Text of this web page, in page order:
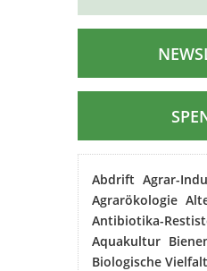
Abdrift Agrar-
Agrarökologie
Antibiotika-
Aquakultur
Biologische Vielfalt